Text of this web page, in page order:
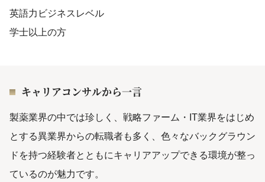
英語力ビジネスレベル
学士以上の方
キャリアコンサルから一言
製薬業界の中では珍しく、戦略ファーム・IT業界をはじめ
とする異業界からの転職者も多く、色々なバックグラウン
ドを持つ経験者とともにキャリアアップできる環境が整っ
ているのが魅力です。